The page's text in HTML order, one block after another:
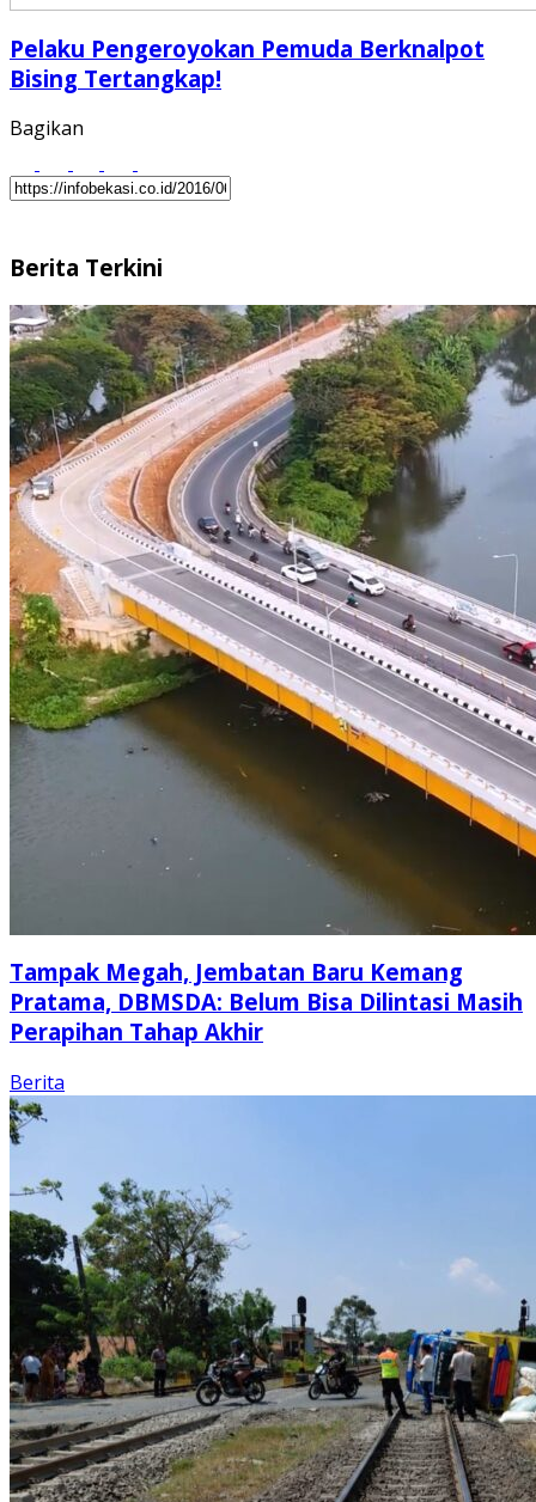
Pelaku Pengeroyokan Pemuda Berknalpot
Bising Tertangkap!
Bagikan
Berita Terkini
Tampak Megah, Jembatan Baru Kemang
Pratama, DBMSDA: Belum Bisa Dilintasi Masih
Perapihan Tahap Akhir
Berita